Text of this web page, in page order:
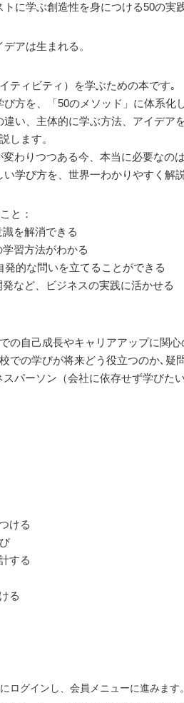
に学ぶ創造性を身につける50の実
アは生まれる。
ティビティ）を学ぶための本です｡
方を、「50のメソッド」に体系化
違い、主体的に学ぶ方法、アイデ
します。
わりつつある今、本当に必要なの
学び方を、世界一わかりやすく解
と：
を解消できる
習方法がわかる
的な問いを立てることができる
など、ビジネスの実践に活かせる
の自己成長やキャリアアップに関心
での学びが将来どう役立つのか､疑
パーソン（会社に依存せず学びた
ける
する
る
ログインし、会員メニューに進みます。